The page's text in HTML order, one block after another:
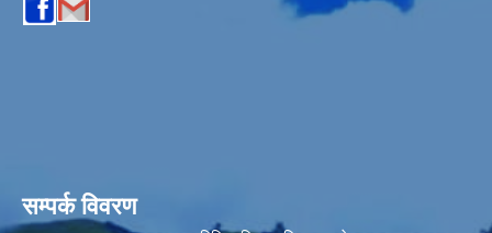
सम्पर्क विवरण